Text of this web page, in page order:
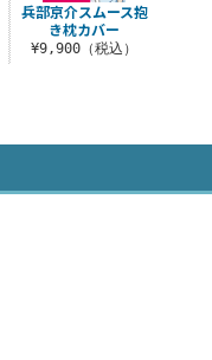
兵部京介スムース抱
き枕カバー
¥9,900（税込）